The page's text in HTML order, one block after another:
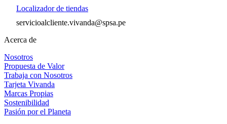
Localizador de tiendas
servicioalcliente.vivanda@spsa.pe
Acerca de
Nosotros
Propuesta de Valor
Trabaja con Nosotros
Tarjeta Vivanda
Marcas Propias
Sostenibilidad
Pasión por el Planeta